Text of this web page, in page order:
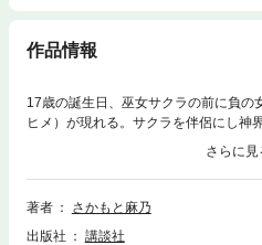
作品情報
17歳の誕生日、巫女サクラの前に負の
ヒメ）が現れる。サクラを伴侶にし神
だが、「神界へ上る＝人間としての死
な男の子、一楓（いちき）の存在を理
ヒメはサクラと一楓とのキスシーンを
が突如倒れ死亡した。一楓と恋愛をす
著者
さかもと麻乃
出版社
講談社